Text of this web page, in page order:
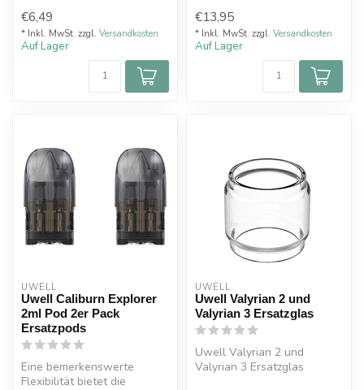
der spezi...
€6,49
* Inkl. MwSt. zzgl. Versandkosten
Auf Lager
€13,95
* Inkl. MwSt. zzgl. Versandkosten
Auf Lager
UWELL
Uwell Caliburn Explorer
2ml Pod 2er Pack
Ersatzpods
Eine bemerkenswerte
Flexibilität bietet die
UWELL
Uwell Valyrian 2 und
Valyrian 3 Ersatzglas
Uwell Valyrian 2 und
Valyrian 3 Ersatzglas